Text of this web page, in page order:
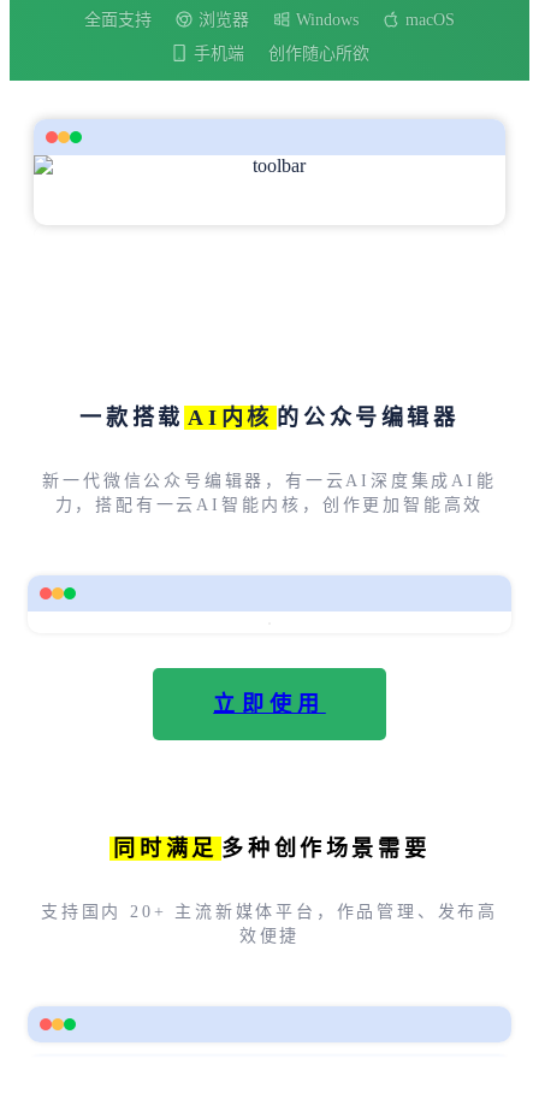
全面支持 浏览器 Windows
macOS
手机端
创作随心所欲
一款搭载 AI内核 的公众号编辑器
新一代微信公众号编辑器，有一云AI深度集成AI能
力，搭配有一云AI智能内核，创作更加智能高效
立即使用
同时满足 多种创作场景需要
支持国内 20+ 主流新媒体平台，作品管理、发布高
效便捷